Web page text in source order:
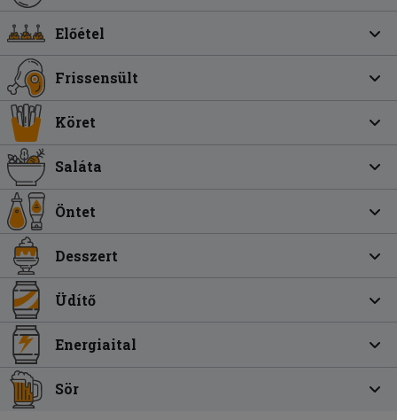
Előétel
Frissensült
Köret
Saláta
Öntet
Desszert
Üdítő
Energiaital
Sör